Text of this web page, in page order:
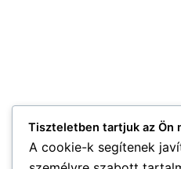
Tiszteletben tartjuk az Ön
A cookie-k segítenek